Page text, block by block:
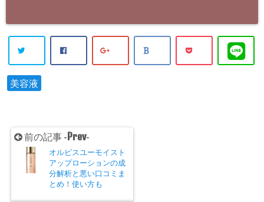
美容液
前の記事 - Prev-
オルビスユーモイスト
アップローションの成
分解析と悪い口コミま
とめ！使い方も